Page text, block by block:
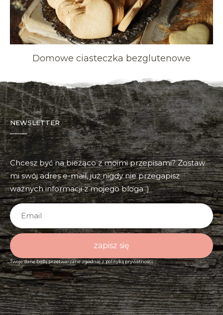
Domowe ciasteczka bezglutenowe
NEWSLETTER
Chcesz być na bieżąco z moimi przepisami? Zostaw
mi swój adres e-mail, już nigdy nie przegapisz
ważnych informacji z mojego bloga :)
zapisz się
Twoje dane będą przetwarzane zgodnie zpolityką prywatności.